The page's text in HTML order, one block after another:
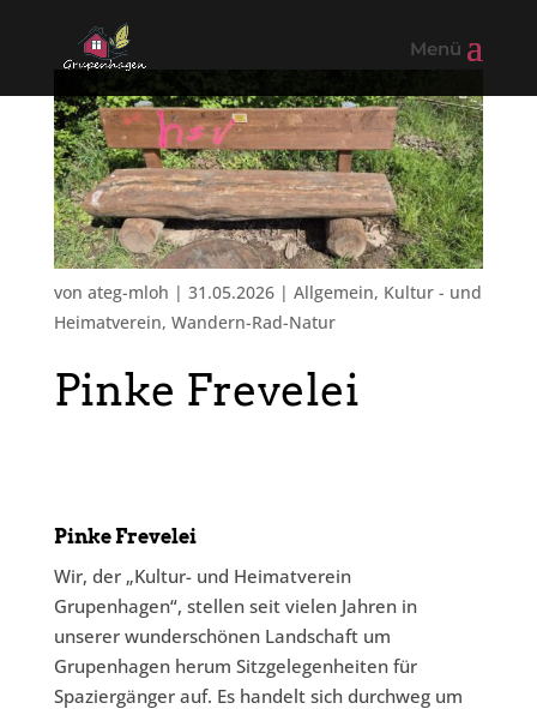
von ateg-mloh | 31.05.2026| Allgemein, Kultur - und
Heimatverein, Wandern-Rad-Natur
Pinke Frevelei
Pinke Frevelei
Wir, der „Kultur- und Heimatverein
Grupenhagen“, stellen seit vielen Jahren in
unserer wunderschönen Landschaft um
Grupenhagen herum Sitzgelegenheiten für
Spaziergänger auf. Es handelt sich durchweg um